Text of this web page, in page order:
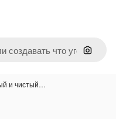
Поиск
и чистый…